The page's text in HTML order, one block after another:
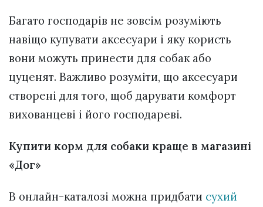
Багато господарів не зовсім розуміють
навіщо купувати аксесуари і яку користь
вони можуть принести для собак або
цуценят. Важливо розуміти, що аксесуари
створені для того, щоб дарувати комфорт
вихованцеві і його господареві.
Купити корм для собаки краще в магазині
«Дог»
В онлайн-каталозі можна придбати сухий